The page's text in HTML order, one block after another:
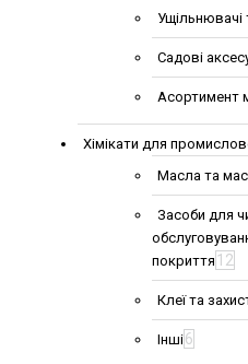
Ущільнювачі
Садові
Асортимент
Хімікати для
Масла та
Засоби для
покриття 12
Клеї та
Інші6